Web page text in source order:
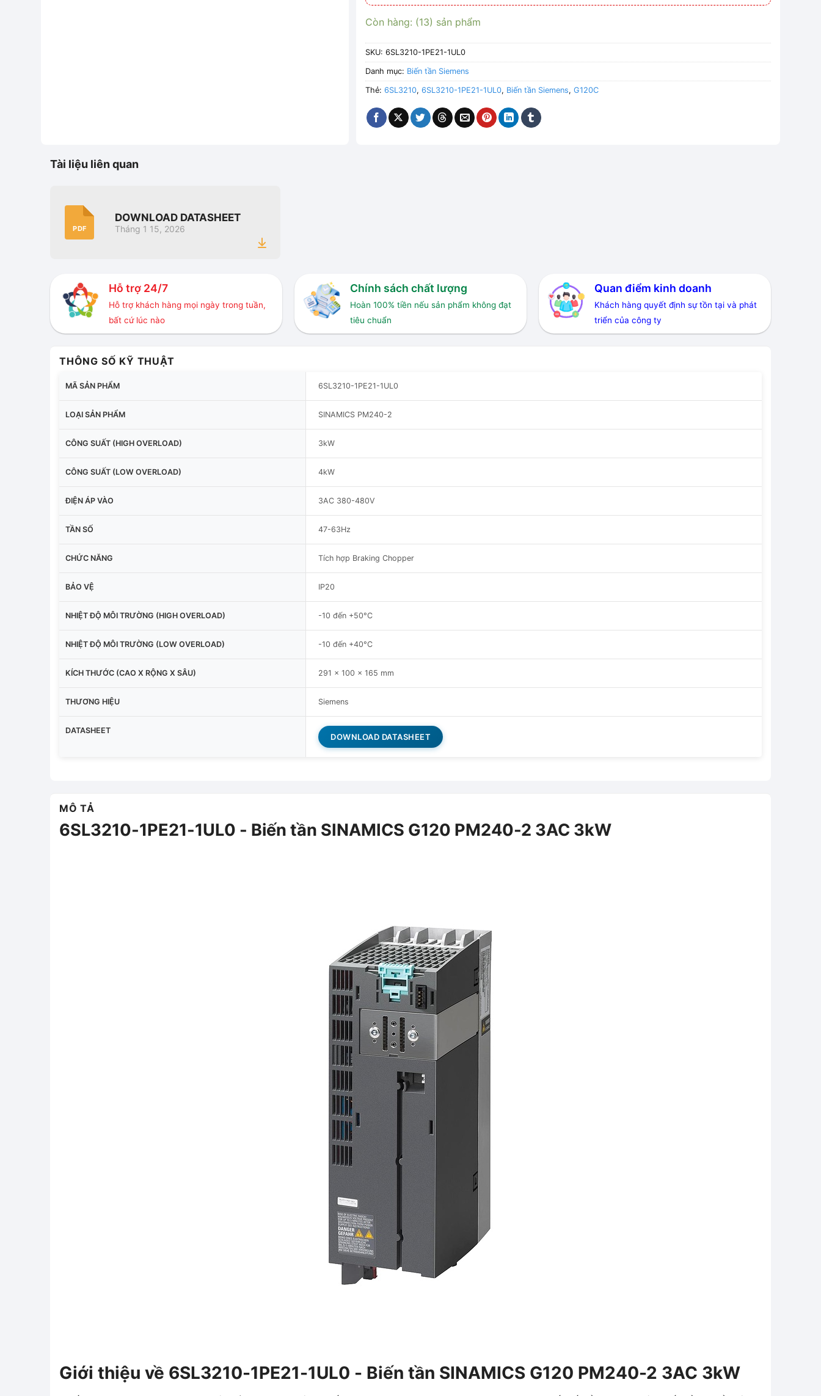
Còn hàng: (13) sản phẩm
SKU:6SL3210-1PE21-1UL0
Danh mục: Biến tần Siemens
Thẻ:6SL3210,6SL3210-1PE21-1UL0, Biến tần Siemens,G120C
Tài liệu liên quan
PDF
DOWNLOAD DATASHEET
Tháng 1 15, 2026
Hỗ trợ 24/7
Hỗ trợ khách hàng mọi ngày trong tuần,
bất cứ lúc nào
Chính sách chất lượng
Hoàn 100% tiền nếu sản phẩm không đạt
tiêu chuẩn
Quan điểm kinh doanh
Khách hàng quyết định sự tồn tại và phát
triển của công ty
THÔNG SỐ KỸ THUẬT
MÃ SẢN PHẨM 6SL3210-1PE21-1UL0
LOẠI SẢN PHẨM SINAMICS PM240-2
CÔNG SUẤT (HIGH OVERLOAD) 3kW
CÔNG SUẤT (LOW OVERLOAD) 4kW
ĐIỆN ÁP VÀO 3AC 380-480V
TẦN SỐ 47-63Hz
CHỨC NĂNG Tích hợp Braking Chopper
BẢO VỆ IP20
NHIỆT ĐỘ MÔI TRƯỜNG (HIGH OVERLOAD) -10 đến +50°C
NHIỆT ĐỘ MÔI TRƯỜNG (LOW OVERLOAD) -10 đến +40°C
KÍCH THƯỚC (CAO X RỘNG X SÂU) 291 x 100 x 165 mm
THƯƠNG HIỆU Siemens
DATASHEET
DOWNLOAD DATASHEET
MÔ TẢ
6SL3210-1PE21-1UL0 - Biến tần SINAMICS G120 PM240-2 3AC 3kW
Giới thiệu về 6SL3210-1PE21-1UL0 - Biến tần SINAMICS G120 PM240-2 3AC 3kW